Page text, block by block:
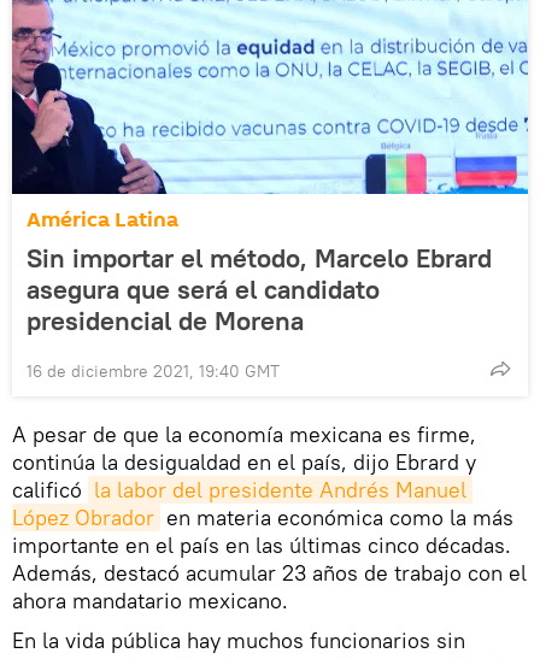
América Latina
Sin importar el método, Marcelo Ebrard
asegura que será el candidato
presidencial de Morena
16 de diciembre 2021, 19:40 GMT
A pesar de que la economía mexicana es firme,
continúa la desigualdad en el país, dijo Ebrard y
calificó la labor del presidente Andrés Manuel
López Obrador en materia económica como la más
importante en el país en las últimas cinco décadas.
Además, destacó acumular 23 años de trabajo con el
ahora mandatario mexicano.
En la vida pública hay muchos funcionarios sin